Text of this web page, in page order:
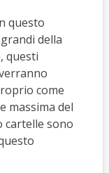
questo
della
questi
come
massima del
cartelle sono